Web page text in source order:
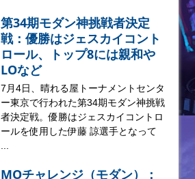
第34期モダン神挑戦者決定
戦：優勝はジェスカイコント
ロール、トップ8には親和や
LOなど
7月4日、晴れる屋トーナメントセンタ
ー東京で行われた第34期モダン神挑戦
者決定戦。優勝はジェスカイコントロ
ールを使用した伊藤 諒選手となって
MOチャレンジ（モダン）：